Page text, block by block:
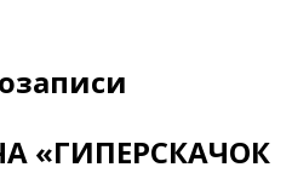
«ГИПЕРСКАЧОК